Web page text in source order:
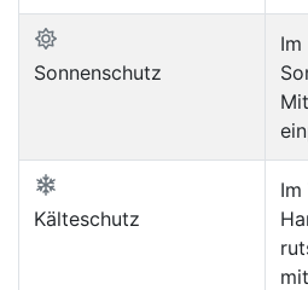
Sonnenschutz
Im
Kälteschutz
Im